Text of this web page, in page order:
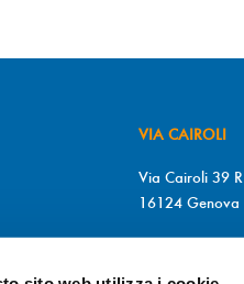
VIA CAIROLI
Via Cairoli 39 R
16124 Genova